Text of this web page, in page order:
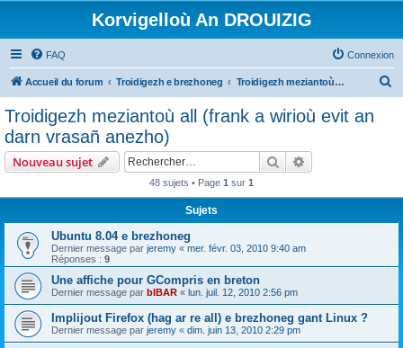
Korvigelloù An DROUIZIG
FAQ Connexion
Accueil du forum Troidigezh e brezhoneg Troidigezh meziantoù all (frank a wirioù evit an darn vrasañ anezho)
Troidigezh meziantoù all (frank a wirioù evit an
darn vrasañ anezho)
Nouveau sujet Rechercher
48 sujets • Page 1 sur 1
Sujets
Ubuntu 8.04 e brezhoneg
Dernier message par jeremy « mer. févr. 03, 2010 9:40 am
Réponses : 9
Une affiche pour GCompris en breton
Dernier message par bIBAR « lun. juil. 12, 2010 2:56 pm
Implijout Firefox (hag ar re all) e brezhoneg gant Linux ?
Dernier message par jeremy « dim. juin 13, 2010 2:29 pm